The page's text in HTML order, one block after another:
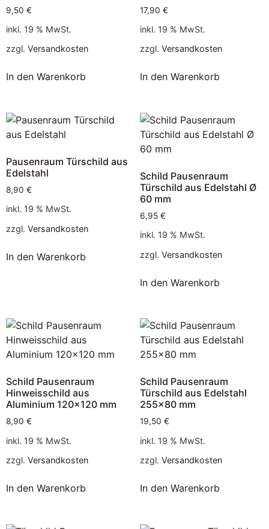
9,50 €
inkl. 19 % MwSt.
zzgl. Versandkosten
In den Warenkorb
17,90 €
inkl. 19 % MwSt.
zzgl. Versandkosten
In den Warenkorb
Pausenraum Türschild aus
Edelstahl
8,90 €
inkl. 19 % MwSt.
zzgl. Versandkosten
In den Warenkorb
Schild Pausenraum
Türschild aus Edelstahl Ø
60 mm
6,95 €
inkl. 19 % MwSt.
zzgl. Versandkosten
In den Warenkorb
Schild Pausenraum
Hinweisschild aus
Aluminium 120×120 mm
8,90 €
inkl. 19 % MwSt.
zzgl. Versandkosten
In den Warenkorb
Schild Pausenraum
Türschild aus Edelstahl
255×80 mm
19,50 €
inkl. 19 % MwSt.
zzgl. Versandkosten
In den Warenkorb